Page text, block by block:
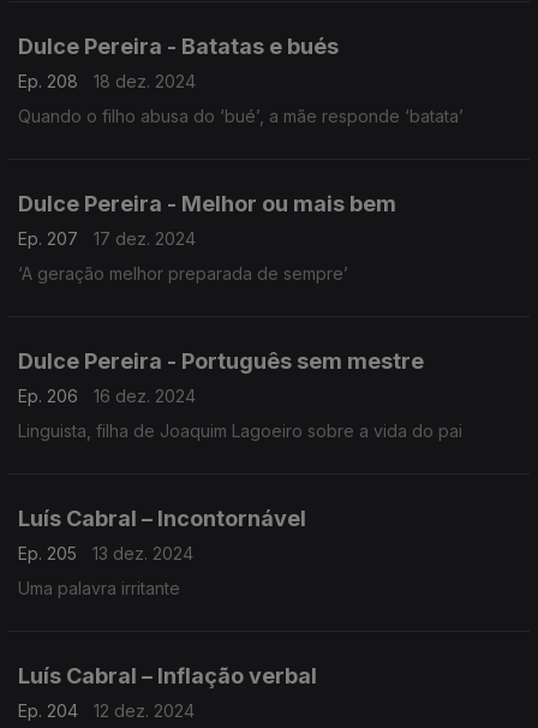
Dulce Pereira - Batatas e bués
Ep. 208
18 dez. 2024
Quando o filho abusa do ‘bué’, a mãe responde ‘batata’
Dulce Pereira - Melhor ou mais bem
Ep. 207
17 dez. 2024
‘A geração melhor preparada de sempre’
Dulce Pereira - Português sem mestre
Ep. 206
16 dez. 2024
Linguista, filha de Joaquim Lagoeiro sobre a vida do pai
Luís Cabral – Incontornável
Ep. 205
13 dez. 2024
Uma palavra irritante
Luís Cabral – Inflação verbal
Ep. 204
12 dez. 2024